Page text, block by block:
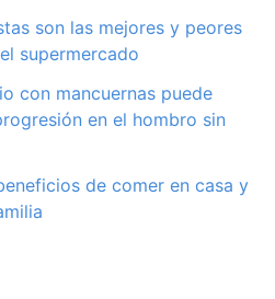
son las mejores y peores
supermercado
con mancuernas puede
en el hombro sin
de comer en casa y